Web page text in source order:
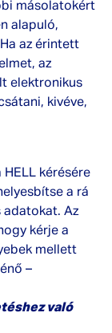
másolatokért
alapuló,
az érintett
az
elektronikus
kivéve,
kérésére
a rá
adatokat. Az
kérje a
mellett
–
való